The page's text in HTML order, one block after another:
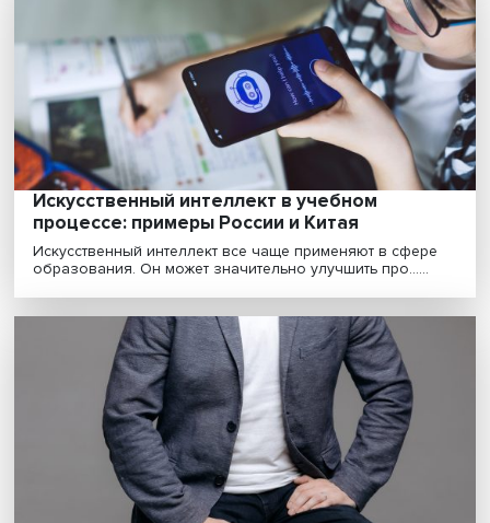
«Боты пока что копиисты, а не
как отличить искусственный интеллект от
Переписать «Войну и мир» на манер Пушкина,
нуля диплом по истории Древней Месопотамии ......